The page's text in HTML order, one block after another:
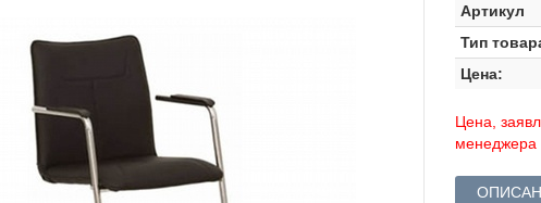
Артикул
Тип
Цена:
Цена,
менеджера